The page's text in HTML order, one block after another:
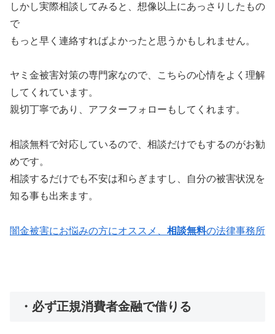
しかし実際相談してみると、想像以上にあっさりしたもの
で
もっと早く連絡すればよかったと思うかもしれません。
ヤミ金被害対策の専門家なので、こちらの心情をよく理解
してくれています。
親切丁寧であり、アフターフォローもしてくれます。
相談無料で対応しているので、相談だけでもするのがお勧
めです。
相談するだけでも不安は和らぎますし、自分の被害状況を
知る事も出来ます。
闇金被害にお悩みの方にオススメ、 相談無料の法律事務所
・必ず正規消費者金融で借りる